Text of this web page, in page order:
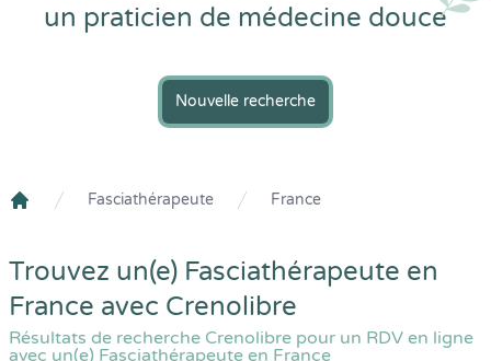
un praticien de médecine douce
Nouvelle recherche
Fasciathérapeute France
Trouvez un(e) Fasciathérapeute en
France avec Crenolibre
Résultats de recherche Crenolibre pour un RDV en ligne
avec un(e) Fasciathérapeute en France